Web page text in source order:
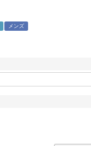
メンズ